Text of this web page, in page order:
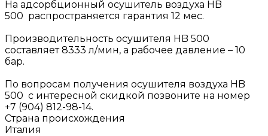
На адсорбционный осушитель воздуха HB
500 распространяется гарантия 12 мес.
Производительность осушителя HB 500
составляет 8333 л/мин, а рабочее давление – 10
бар.
По вопросам получения осушителя воздуха HB
500 с интересной скидкой позвоните на номер
+7 (904) 812-98-14.
Страна происхождения
Италия